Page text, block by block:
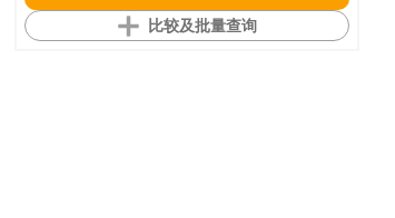
比较及批量查询